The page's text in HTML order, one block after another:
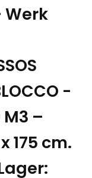
Werk
-
M3 –
175 cm.